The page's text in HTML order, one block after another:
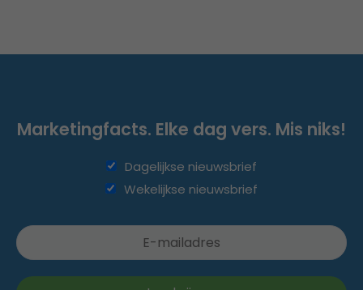
Marketingfacts. Elke dag vers. Mis niks!
Dagelijkse nieuwsbrief
Wekelijkse nieuwsbrief